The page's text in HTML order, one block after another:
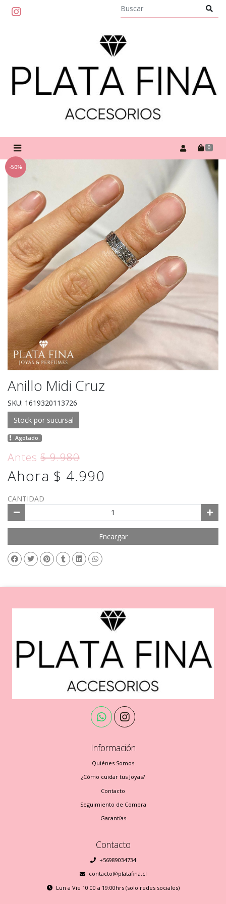
0
-50%
Anillo Midi Cruz
SKU: 1619320113726
Stock por sucursal
Agotado.
Antes$ 9.980
Ahora $ 4.990
CANTIDAD
Encargar
Información
Quiénes Somos
¿Cómo cuidar tus Joyas?
Contacto
Seguimiento de Compra
Garantías
Contacto
+56989034734
contacto@platafina.cl
Lun a Vie 10:00 a 19:00hrs (solo redes sociales)